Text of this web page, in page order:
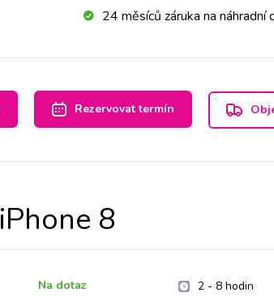
24 měsíců záruka na náhradní
Rezervovat termín
iPhone 8
Na dotaz 2 - 8 hodin